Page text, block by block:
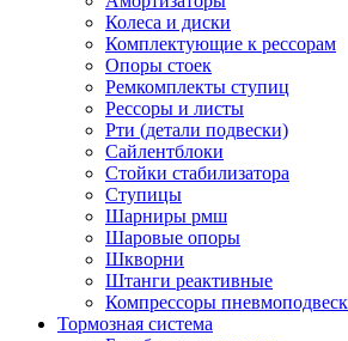
Колеса и диски
Комплектующие к рессорам
Опоры стоек
Ремкомплекты ступиц
Рессоры и листы
Рти (детали подвески)
Сайлентблоки
Стойки стабилизатора
Ступицы
Шарниры рмш
Шаровые опоры
Шкворни
Штанги реактивные
Компрессоры
Тормозная система